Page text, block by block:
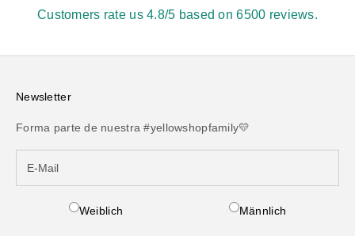
Customers rate us 4.8/5 based on 6500 reviews.
Newsletter
Forma parte de nuestra #yellowshopfamily💛
Weiblich Männlich